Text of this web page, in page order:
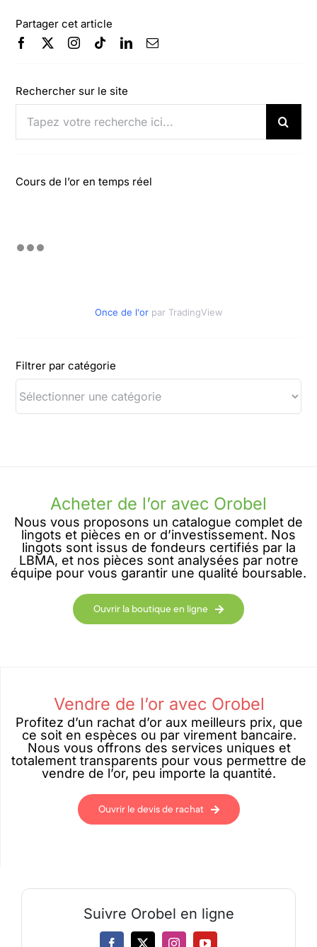
Partager cet article
Rechercher sur le site
Cours de l’or en temps réel
Once de l'or par TradingView
Filtrer par catégorie
Acheter de l’or avec Orobel
Nous vous proposons un catalogue complet de
lingots et pièces en or d’investissement. Nos
lingots sont issus de fondeurs certifiés par la
LBMA, et nos pièces sont analysées par notre
équipe pour vous garantir une qualité boursable.
Ouvrir la boutique en ligne
Vendre de l’or avec Orobel
Profitez d’un rachat d’or aux meilleurs prix, que
ce soit en espèces ou par virement bancaire.
Nous vous offrons des services uniques et
totalement transparents pour vous permettre de
vendre de l’or, peu importe la quantité.
Ouvrir le devis de rachat
Suivre Orobel en ligne